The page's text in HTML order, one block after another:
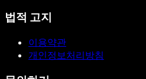
법적 고지
이용약관
개인정보처리방침